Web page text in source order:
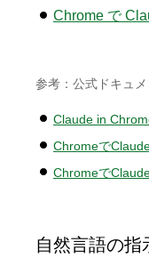
Chrome で
参考：公式ドキュメ
Claude in
Chromeで
Chromeで
自然言語の指